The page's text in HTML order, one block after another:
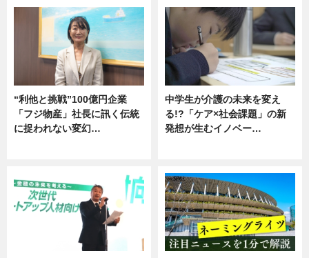
“利他と挑戦”100億円企業
「フジ物産」社長に訊く伝統
に捉われない変幻…
中学生が介護の未来を変え
る!?「ケア×社会課題」の新
発想が生むイノベー…